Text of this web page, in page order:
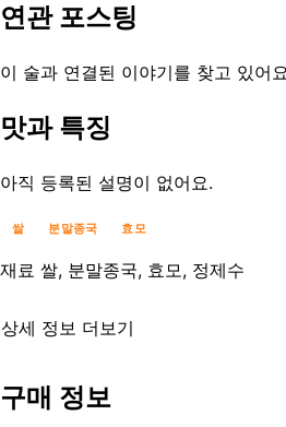
연관 포스팅
이 술과 연결된 이야기를 찾고 있어
맛과 특징
아직 등록된 설명이 없어요.
쌀 분말종국 효모
재료 쌀, 분말종국, 효모, 정제수
상세 정보 더보기
등록일
구매 정보